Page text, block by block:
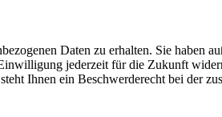
Daten zu erhalten. Sie haben
jederzeit für die Zukunft
Ihnen ein Beschwerderecht bei der